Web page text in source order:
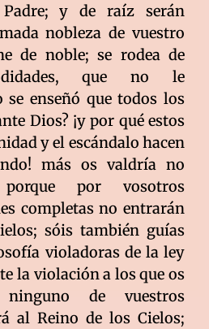
y de raíz serán
nobleza de vuestro
de noble; se rodea de
que no le
se enseñó que todos los
Dios? ¡y por qué estos
y el escándalo hacen
más os valdría no
por vosotros
completas no entrarán
sóis también guías
violadoras de la ley
la violación a los que os
ninguno de vuestros
al Reino de los Cielos;